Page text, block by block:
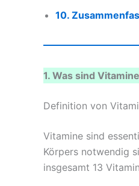
10.
1. Was sind
Definition von
Vitamine sind
Körpers notwendig
insgesamt 13